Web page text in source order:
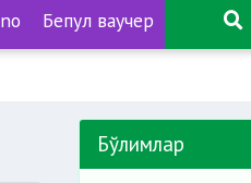
Бепул ваучер
Бўлимлар